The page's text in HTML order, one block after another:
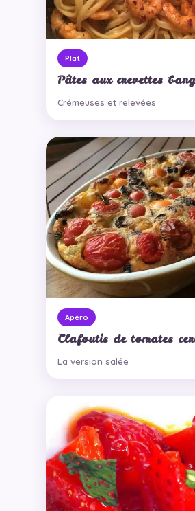
Plat
Pâtes aux crevettes
Crémeuses et relevées
Apéro
Clafoutis de tomates
La version salée